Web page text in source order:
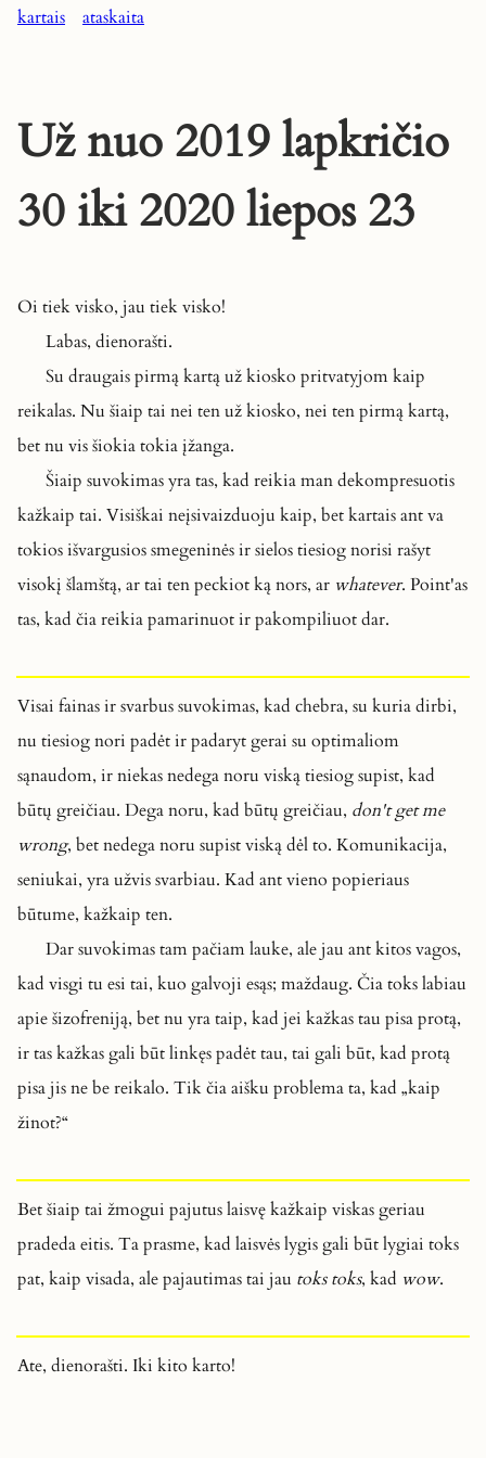
kartais ataskaita
Už nuo 2019 lapkričio
30 iki 2020 liepos 23
Oi tiek visko, jau tiek visko!
Labas, dienorašti.
Su draugais pirmą kartą už kiosko pritvatyjom kaip
reikalas. Nu šiaip tai nei ten už kiosko, nei ten pirmą kartą,
bet nu vis šiokia tokia įžanga.
Šiaip suvokimas yra tas, kad reikia man dekompresuotis
kažkaip tai. Visiškai neįsivaizduoju kaip, bet kartais ant va
tokios išvargusios smegeninės ir sielos tiesiog norisi rašyt
visokį šlamštą, ar tai ten peckiot ką nors, ar whatever. Point'as
tas, kad čia reikia pamarinuot ir pakompiliuot dar.
Visai fainas ir svarbus suvokimas, kad chebra, su kuria dirbi,
nu tiesiog nori padėt ir padaryt gerai su optimaliom
sąnaudom, ir niekas nedega noru viską tiesiog supist, kad
būtų greičiau. Dega noru, kad būtų greičiau, don't get me
wrong, bet nedega noru supist viską dėl to. Komunikacija,
seniukai, yra užvis svarbiau. Kad ant vieno popieriaus
būtume, kažkaip ten.
Dar suvokimas tam pačiam lauke, ale jau ant kitos vagos,
kad visgi tu esi tai, kuo galvoji esąs; maždaug. Čia toks labiau
apie šizofreniją, bet nu yra taip, kad jei kažkas tau pisa protą,
ir tas kažkas gali būt linkęs padėt tau, tai gali būt, kad protą
pisa jis ne be reikalo. Tik čia aišku problema ta, kad „kaip
žinot?“
Bet šiaip tai žmogui pajutus laisvę kažkaip viskas geriau
pradeda eitis. Ta prasme, kad laisvės lygis gali būt lygiai toks
pat, kaip visada, ale pajautimas tai jau toks toks, kad wow.
Ate, dienorašti. Iki kito karto!